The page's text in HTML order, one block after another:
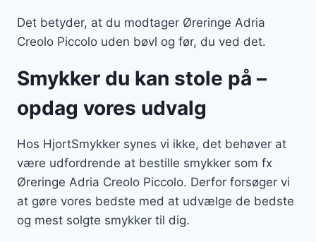
Det betyder, at du modtager Øreringe Adria
Creolo Piccolo uden bøvl og før, du ved det.
Smykker du kan stole på –
opdag vores udvalg
Hos HjortSmykker synes vi ikke, det behøver at
være udfordrende at bestille smykker som fx
Øreringe Adria Creolo Piccolo. Derfor forsøger vi
at gøre vores bedste med at udvælge de bedste
og mest solgte smykker til dig.